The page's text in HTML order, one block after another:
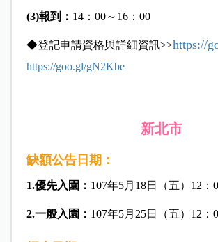
(3)報到： 14：00～16：00
◆登記申請資格與詳細資訊>>https://
https://goo.gl/gN2Kbe
新北市
缺額公告日期：
1.優先入園： 107年5月18日（五）12：
2.一般入園： 107年5月25日（五）12：